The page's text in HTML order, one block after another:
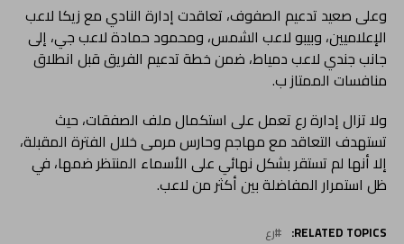
وعلى صعيد تدعيم الصفوف، تعاقدت إدارة النادي مع زيكا لاعب
الإعلاميين، وبيبو لاعب الشمس، ومحمود حمادة لاعب جي، إلى
جانب جندي لاعب دمياط، ضمن خطة تدعيم الفريق قبل انطلاق
منافسات الممتاز ب.
ولا تزال إدارة رع تعمل على استكمال ملف الصفقات، حيث
تستهدف التعاقد مع مهاجم وحارس مرمى خلال الفترة المقبلة،
إلا أنها لم تستقر بشكل نهائي على الأسماء المنتظر ضمها، في
ظل استمرار المفاضلة بين أكثر من لاعب.
RELATED TOPICS: رع